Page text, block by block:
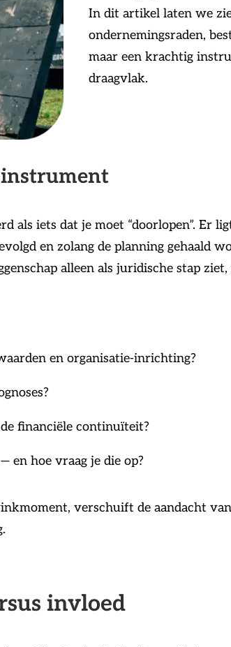
In dit artikel laten we
ondernemingsraden,
maar een krachtig
draagvlak.
als iets dat je moet “doorlopen”. Er
en zolang de planning gehaald
alleen als juridische stap
en organisatie-inrichting?
financiële continuïteit?
en hoe vraag je die op?
verschuift de aandacht
invloed